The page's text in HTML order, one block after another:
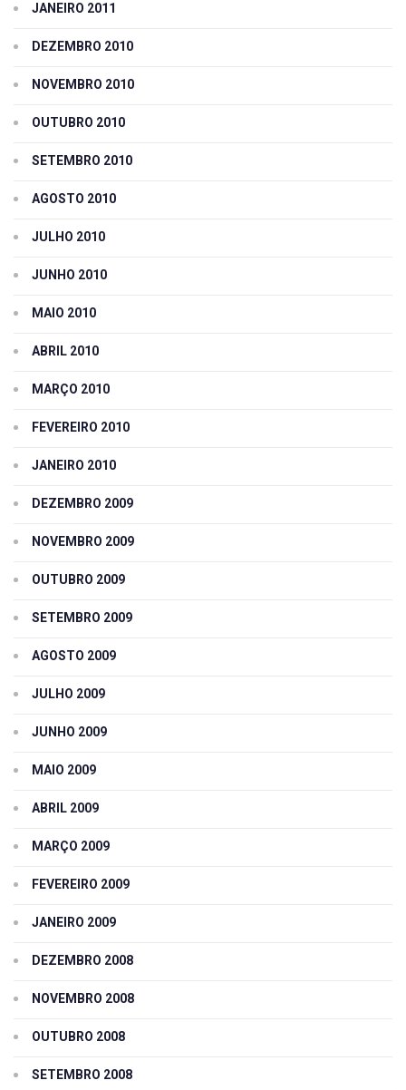
JANEIRO 2011
DEZEMBRO 2010
NOVEMBRO 2010
OUTUBRO 2010
SETEMBRO 2010
AGOSTO 2010
JULHO 2010
JUNHO 2010
MAIO 2010
ABRIL 2010
MARÇO 2010
FEVEREIRO 2010
JANEIRO 2010
DEZEMBRO 2009
NOVEMBRO 2009
OUTUBRO 2009
SETEMBRO 2009
AGOSTO 2009
JULHO 2009
JUNHO 2009
MAIO 2009
ABRIL 2009
MARÇO 2009
FEVEREIRO 2009
JANEIRO 2009
DEZEMBRO 2008
NOVEMBRO 2008
OUTUBRO 2008
SETEMBRO 2008